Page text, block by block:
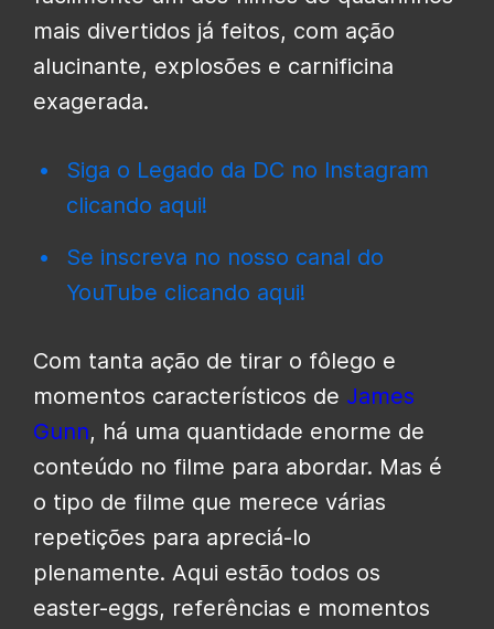
mais divertidos já feitos, com ação
alucinante, explosões e carnificina
exagerada.
Siga o Legado da DC no Instagram
clicando aqui!
Se inscreva no nosso canal do
YouTube clicando aqui!
Com tanta ação de tirar o fôlego e
momentos característicos de James
Gunn, há uma quantidade enorme de
conteúdo no filme para abordar. Mas é
o tipo de filme que merece várias
repetições para apreciá-lo
plenamente. Aqui estão todos os
easter-eggs, referências e momentos